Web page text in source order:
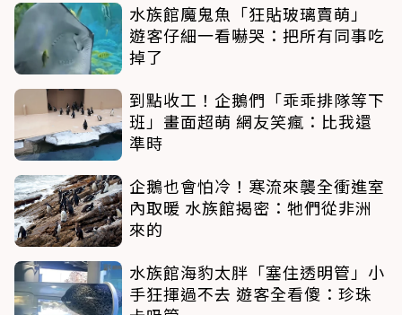
水族館魔鬼魚「狂貼玻璃賣萌」
遊客仔細一看嚇哭：把所有同事吃
掉了
到點收工！企鵝們「乖乖排隊等下
班」畫面超萌 網友笑瘋：比我還
準時
企鵝也會怕冷！寒流來襲全衝進室
內取暖 水族館揭密：牠們從非洲
來的
水族館海豹太胖「塞住透明管」小
手狂揮過不去 遊客全看傻：珍珠